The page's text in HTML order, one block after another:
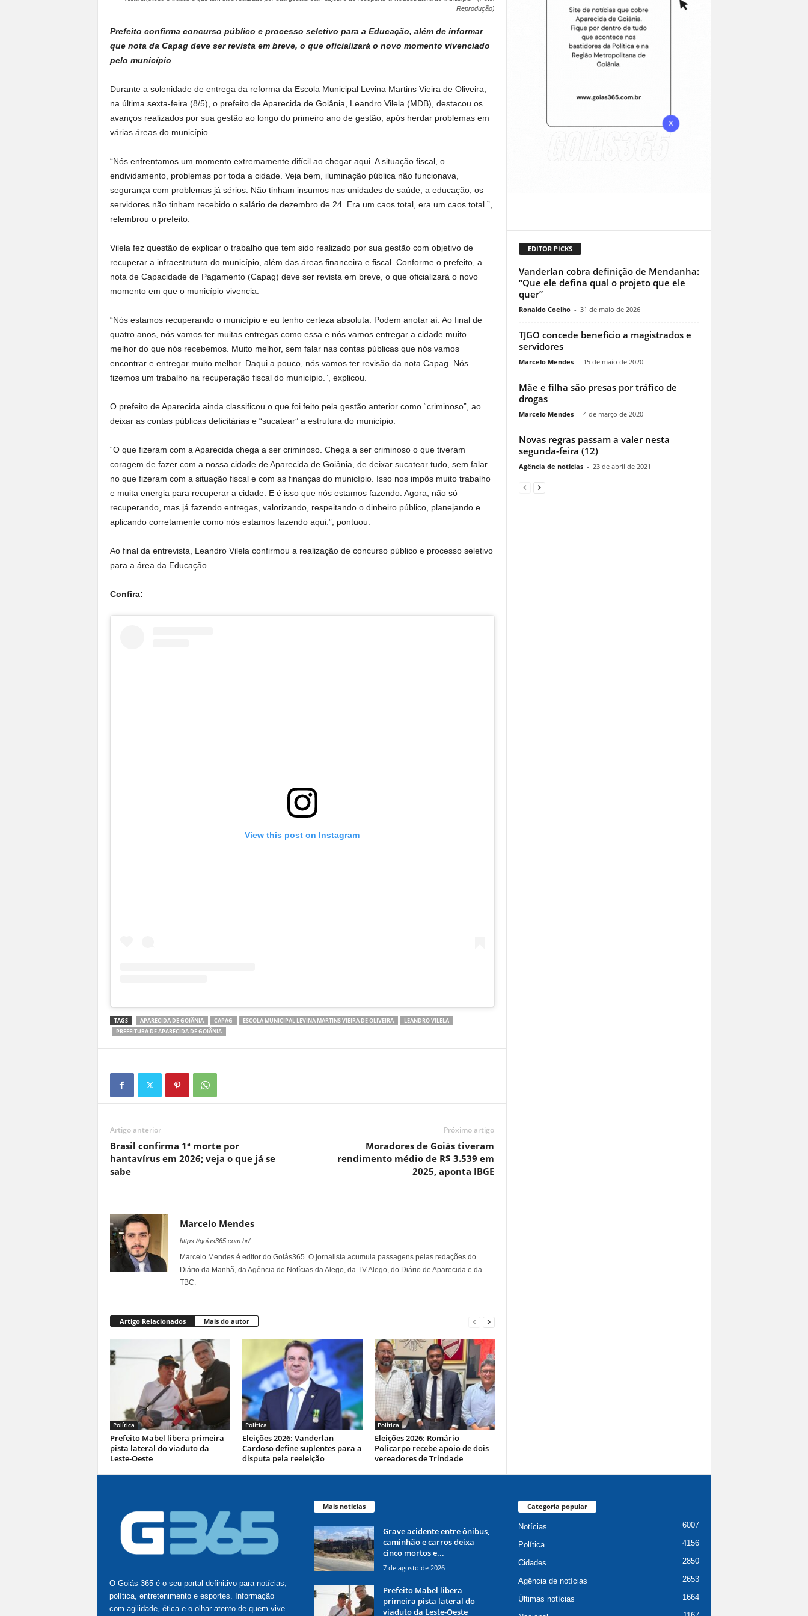
Reprodução)
Prefeito confirma concurso público e processo seletivo para a Educação, além de informar
que nota da Capag deve ser revista em breve, o que oficializará o novo momento vivenciado
pelo município
Durante a solenidade de entrega da reforma da Escola Municipal Levina Martins Vieira de Oliveira,
na última sexta-feira (8/5), o prefeito de Aparecida de Goiânia, Leandro Vilela (MDB), destacou os
avanços realizados por sua gestão ao longo do primeiro ano de gestão, após herdar problemas em
várias áreas do município.
“Nós enfrentamos um momento extremamente difícil ao chegar aqui. A situação fiscal, o
endividamento, problemas por toda a cidade. Veja bem, iluminação pública não funcionava,
segurança com problemas já sérios. Não tinham insumos nas unidades de saúde, a educação, os
servidores não tinham recebido o salário de dezembro de 24. Era um caos total, era um caos total.”,
relembrou o prefeito.
Vilela fez questão de explicar o trabalho que tem sido realizado por sua gestão com objetivo de
recuperar a infraestrutura do município, além das áreas financeira e fiscal. Conforme o prefeito, a
nota de Capacidade de Pagamento (Capag) deve ser revista em breve, o que oficializará o novo
momento em que o município vivencia.
“Nós estamos recuperando o município e eu tenho certeza absoluta. Podem anotar aí. Ao final de
quatro anos, nós vamos ter muitas entregas como essa e nós vamos entregar a cidade muito
melhor do que nós recebemos. Muito melhor, sem falar nas contas públicas que nós vamos
encontrar e entregar muito melhor. Daqui a pouco, nós vamos ter revisão da nota Capag. Nós
fizemos um trabalho na recuperação fiscal do município.”, explicou.
O prefeito de Aparecida ainda classificou o que foi feito pela gestão anterior como “criminoso”, ao
deixar as contas públicas deficitárias e “sucatear” a estrutura do município.
“O que fizeram com a Aparecida chega a ser criminoso. Chega a ser criminoso o que tiveram
coragem de fazer com a nossa cidade de Aparecida de Goiânia, de deixar sucatear tudo, sem falar
no que fizeram com a situação fiscal e com as finanças do município. Isso nos impôs muito trabalho
e muita energia para recuperar a cidade. E é isso que nós estamos fazendo. Agora, não só
recuperando, mas já fazendo entregas, valorizando, respeitando o dinheiro público, planejando e
aplicando corretamente como nós estamos fazendo aqui.”, pontuou.
Ao final da entrevista, Leandro Vilela confirmou a realização de concurso público e processo seletivo
para a área da Educação.
Confira:
View this post on Instagram
TAGS APARECIDA DE GOIÂNIA CAPAG ESCOLA MUNICIPAL LEVINA MARTINS VIEIRA DE OLIVEIRA
LEANDRO VILELA
PREFEITURA DE APARECIDA DE GOIÂNIA
Artigo anterior
Brasil confirma 1ª morte por
hantavírus em 2026; veja o que já se
sabe
Próximo artigo
Moradores de Goiás tiveram
rendimento médio de R$ 3.539 em
2025, aponta IBGE
Marcelo Mendes
https://goias365.com.br/
Marcelo Mendes é editor do Goiás365. O jornalista acumula passagens pelas redações do
Diário da Manhã, da Agência de Notícias da Alego, da TV Alego, do Diário de Aparecida e da
TBC.
Artigo Relacionados Mais do autor
Política
Prefeito Mabel libera primeira
pista lateral do viaduto da
Leste-Oeste
Política
Eleições 2026: Vanderlan
Cardoso define suplentes para a
disputa pela reeleição
Política
Eleições 2026: Romário
Policarpo recebe apoio de dois
vereadores de Trindade
EDITOR PICKS
Vanderlan cobra definição de Mendanha:
“Que ele defina qual o projeto que ele
quer”
Ronaldo Coelho - 31 de maio de 2026
TJGO concede benefício a magistrados e
servidores
Marcelo Mendes - 15 de maio de 2020
Mãe e filha são presas por tráfico de
drogas
Marcelo Mendes - 4 de março de 2020
Novas regras passam a valer nesta
segunda-feira (12)
Agência de notícias - 23 de abril de 2021
O Goiás 365 é o seu portal definitivo para notícias,
política, entretenimento e esportes. Informação
com agilidade, ética e o olhar atento de quem vive
Mais notícias
Grave acidente entre ônibus,
caminhão e carros deixa
cinco mortos e...
7 de agosto de 2026
Prefeito Mabel libera
primeira pista lateral do
viaduto da Leste-Oeste
Categoria popular
Notícias 6007
Política 4156
Cidades 2850
Agência de notícias 2653
Últimas notícias 1664